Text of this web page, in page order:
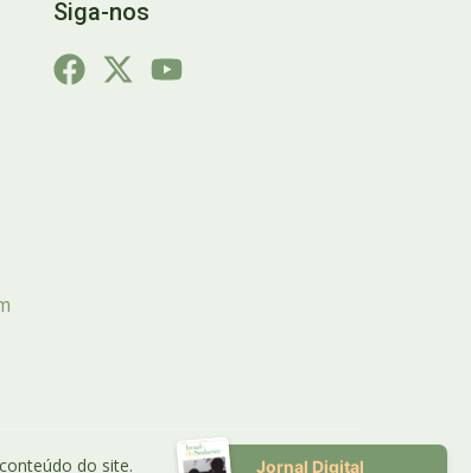
Siga-nos
do site. Jornal Digital